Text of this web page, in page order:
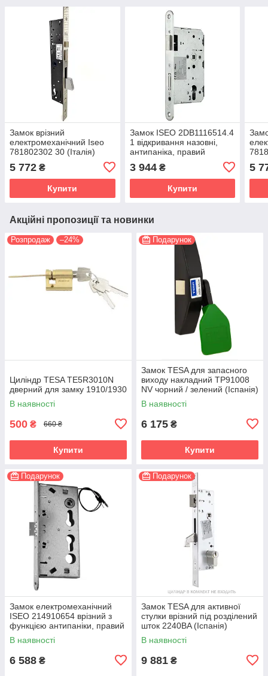
Замок врізний
електромеханічний Iseo
781802302 30 (Італія)
5 772 ₴
Купити
Замок ISEO 2DB1116514.4
1 відкривання назовні,
антипаніка, правий
3 944₴
Купити
5
Акційні пропозиції та новинки
Розпродаж –24%
Циліндр TESA TE5R3010N
дверний для замку 1910/1930
В наявності
500 ₴ 660 ₴
Купити
Подарунок
Замок TESA для запасного
виходу накладний TP91008
NV чорний / зелений (Іспанія)
В наявності
6 175 ₴
Купити
Подарунок
Замок електромеханічний
ISEO 214910654 врізний з
функцією антипаніки, правий
(Італія)
В наявності
6 588 ₴
Подарунок
Замок TESA для активної
стулки врізний під розділений
шток 2240BA (Іспанія)
В наявності
9 881 ₴